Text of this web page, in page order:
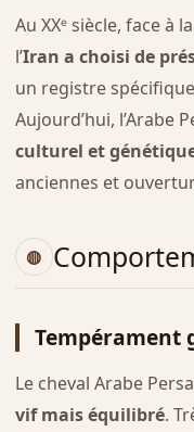
Au XXᵉ siècle, face à
l’Iran a choisi de
un registre
Aujourd’hui, l’Arabe
culturel et
anciennes et
Tempérament
Le cheval Arabe
vif mais équilibré.